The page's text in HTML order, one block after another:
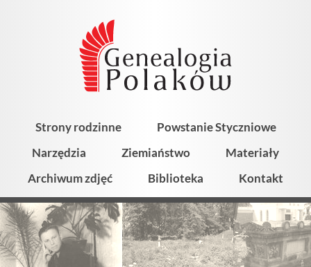
Strony rodzinne
Powstanie Styczniowe
Narzędzia
Ziemiaństwo
Materiały
Archiwum zdjęć
Biblioteka Kontakt